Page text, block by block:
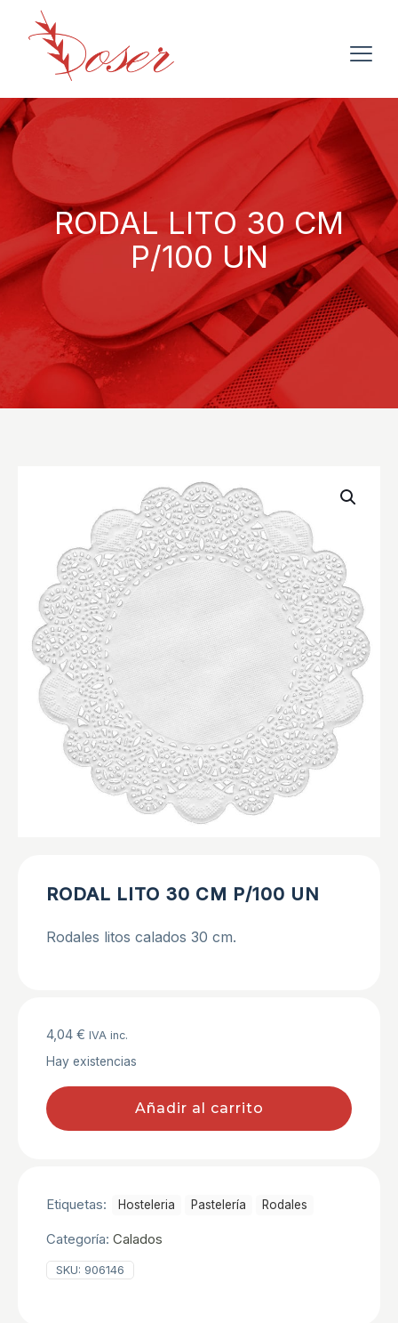
RODAL LITO 30 CM
P/100 UN
RODAL LITO 30 CM P/100 UN
Rodales litos calados 30 cm.
4,04 € IVA inc.
Hay existencias
Añadir al carrito
Etiquetas: Hosteleria Pastelerí­a Rodales
Categoría: Calados
SKU: 906146